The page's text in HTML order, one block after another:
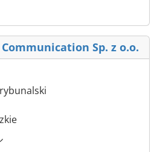
Sp. z o.o.